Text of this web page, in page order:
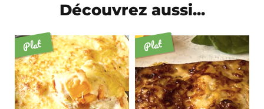
Découvrez aussi...
Plat Plat